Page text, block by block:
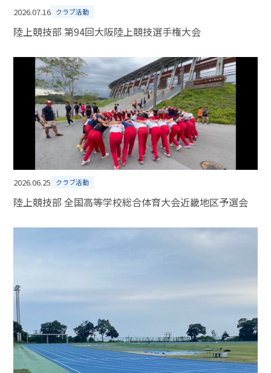
2026.07.16 クラブ活動
陸上競技部 第94回大阪陸上競技選手権大会
2026.06.25 クラブ活動
陸上競技部 全国高等学校総合体育大会近畿地区予選会